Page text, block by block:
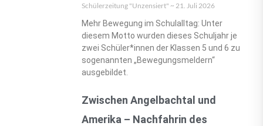
Schülerzeitung "Unzensiert" 21. Juli 2026
Mehr Bewegung im Schulalltag: Unter
diesem Motto wurden dieses Schuljahr je
zwei Schüler*innen der Klassen 5 und 6 zu
sogenannten „Bewegungsmeldern“
ausgebildet.
Zwischen Angelbachtal und
Amerika – Nachfahrin des